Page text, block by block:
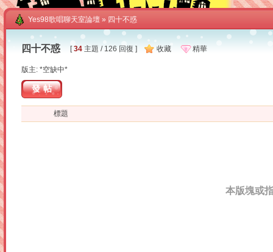
Yes98歌唱聊天室論壇 » 四十不惑
四十不惑 [34 主題 / 126 回復 ] 收藏 精華
版主: *空缺中*
發帖
標題
本版塊或